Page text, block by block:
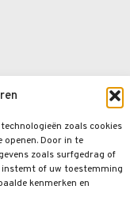
zoals cookies
Door in te
zoals surfgedrag of
instemt of uw toestemming
kenmerken en